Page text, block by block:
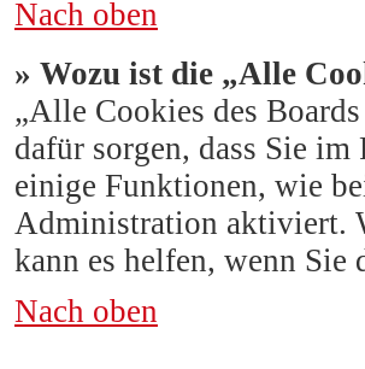
Nach oben
» Wozu ist die „Alle
„Alle Cookies des
dafür sorgen, dass Sie
einige Funktionen, wie
Administration aktiviert.
kann es helfen, wenn Sie
Nach oben